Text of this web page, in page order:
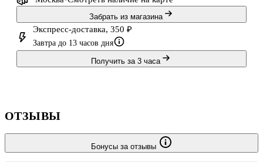
Забрать из магазина
Экспресс-доставка, 350 ₽
Завтра до 13 часов дня
Получить за 3 часа
ОТЗЫВЫ
Бонусы за отзывы